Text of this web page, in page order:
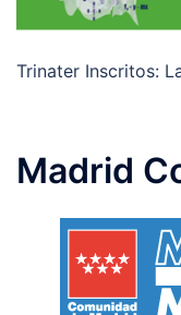
Trinater Inscritos:
Madrid